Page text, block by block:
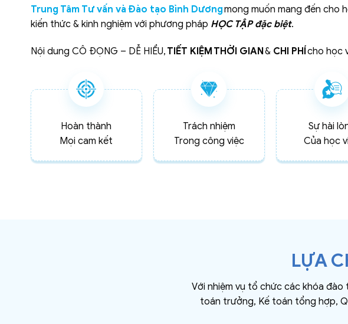
Trung Tâm Tư vấn và Đào tạo Bình Dươngmong muốn mang đến cho
kiến thức & kinh nghiệm với phương pháp HỌC TẬP đặc biệt.
Nội dung CÔ ĐỌNG – DỄ HIỂU, TIẾT KIỆM THỜI GIAN& CHI PHÍcho học
Hoàn thành
Mọi cam kết
Trách nhiệm
Trong công việc
Sự hài
Của học
LỰA
Với nhiệm vụ tổ chức các khóa đào
toán trưởng, Kế toán tổng hợp,